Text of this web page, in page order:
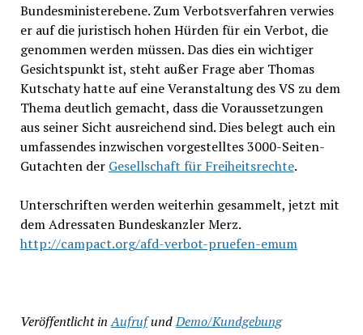
Bundesministerebene. Zum Verbotsverfahren verwies
er auf die juristisch hohen Hürden für ein Verbot, die
genommen werden müssen. Das dies ein wichtiger
Gesichtspunkt ist, steht außer Frage aber Thomas
Kutschaty hatte auf eine Veranstaltung des VS zu dem
Thema deutlich gemacht, dass die Voraussetzungen
aus seiner Sicht ausreichend sind. Dies belegt auch ein
umfassendes inzwischen vorgestelltes 3000-Seiten-
Gutachten der Gesellschaft für Freiheitsrechte.
Unterschriften werden weiterhin gesammelt, jetzt mit
dem Adressaten Bundeskanzler Merz.
http://campact.org/afd-verbot-pruefen-emum
Veröffentlicht in AufrufundDemo/Kundgebung